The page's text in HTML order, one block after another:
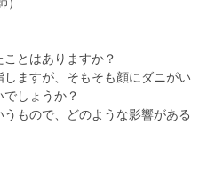
ことはありますか？
ますが、そもそも顔にダニがい
しょうか？
もので、どのような影響がある